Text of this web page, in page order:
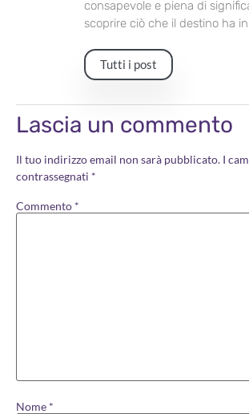
consapevole e piena di
scoprire ciò che il destino ha
Tutti i post
Lascia un commento
Il tuo indirizzo email non sarà pubblicato. I
contrassegnati *
Commento *
Nome *